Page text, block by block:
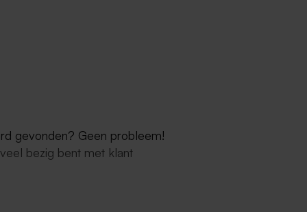
gevonden? Geen probleem!
bezig bent met klant